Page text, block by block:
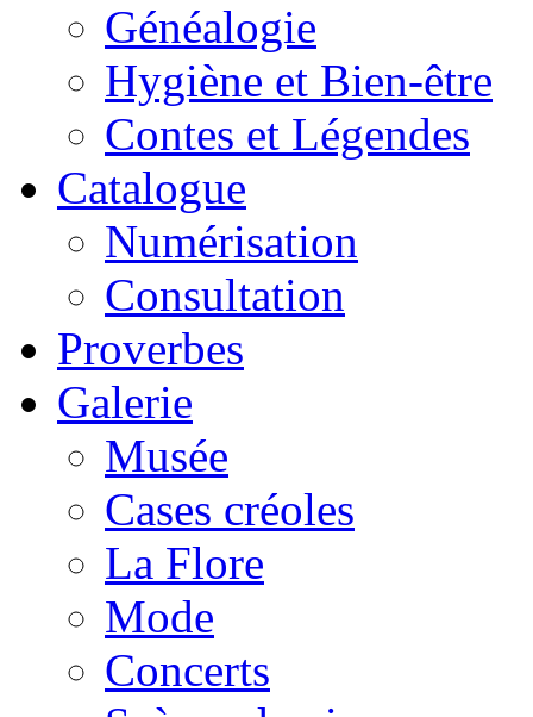
Généalogie
Hygiène et Bien-être
Contes et Légendes
Catalogue
Numérisation
Consultation
Proverbes
Galerie
Musée
Cases créoles
La Flore
Mode
Concerts